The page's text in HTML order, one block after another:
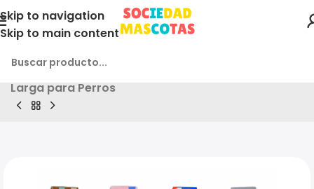
Skip to navigation
Skip to main content
Inicio Producto 3und. (2.470 c/u) – Correa Extra
Larga para Perros